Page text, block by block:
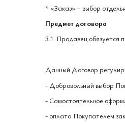
* «Заказ» – выбор
Предмет договора
3.1. Продавец обязуется
Данный Договор
- Добровольный выбор
- Самостоятельное
- оплата Покупателем